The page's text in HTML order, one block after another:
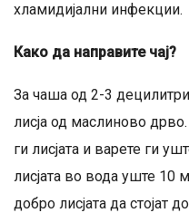
хламидијални инфекции.
Како да направите чај?
За чаша од 2-3
лисја од маслиново дрво.
ги лисјата и варете ги
лисјата во вода уште 10
добро лисјата да стојат